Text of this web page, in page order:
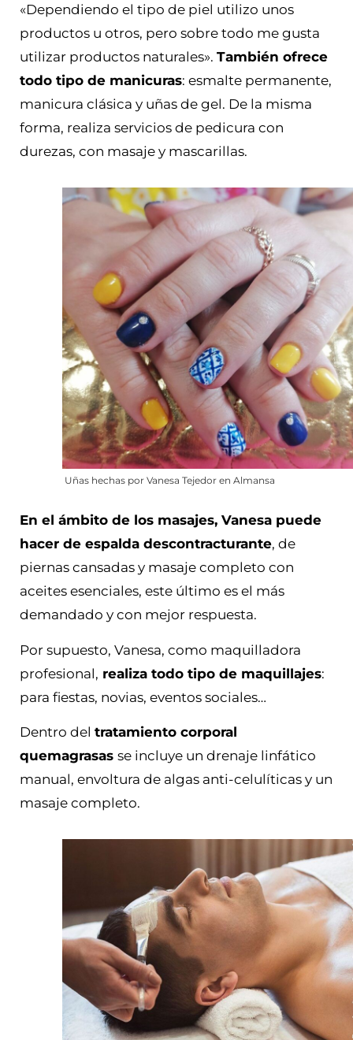
«Dependiendo el tipo de piel utilizo unos
productos u otros, pero sobre todo me gusta
utilizar productos naturales». También ofrece
todo tipo de manicuras: esmalte permanente,
manicura clásica y uñas de gel. De la misma
forma, realiza servicios de pedicura con
durezas, con masaje y mascarillas.
Uñas hechas por Vanesa Tejedor en Almansa
En el ámbito de los masajes, Vanesa puede
hacer de espalda descontracturante, de
piernas cansadas y masaje completo con
aceites esenciales, este último es el más
demandado y con mejor respuesta.
Por supuesto, Vanesa, como maquilladora
profesional, realiza todo tipo de maquillajes:
para fiestas, novias, eventos sociales…
Dentro del tratamiento corporal
quemagrasas se incluye un drenaje linfático
manual, envoltura de algas anti-celulíticas y un
masaje completo.